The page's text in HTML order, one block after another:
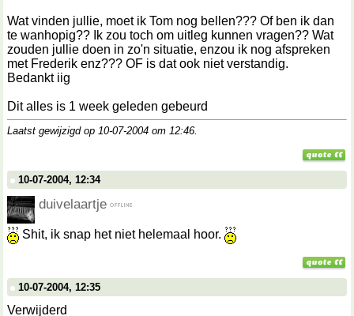
Wat vinden jullie, moet ik Tom nog bellen??? Of ben ik dan
te wanhopig?? Ik zou toch om uitleg kunnen vragen?? Wat
zouden jullie doen in zo'n situatie, enzou ik nog afspreken
met Frederik enz??? OF is dat ook niet verstandig.
Bedankt iig
Dit alles is 1 week geleden gebeurd
Laatst gewijzigd op 10-07-2004 om 12:46.
10-07-2004, 12:34
duivelaartje
Shit, ik snap het niet helemaal hoor.
10-07-2004, 12:35
Verwijderd